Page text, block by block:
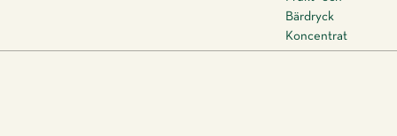
Bärdryck
Koncentrat